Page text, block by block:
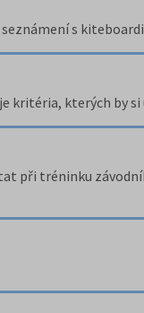
s
kritéria, kterých by
při tréninku